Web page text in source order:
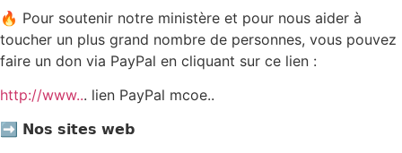
🔥 Pour soutenir notre ministère et pour nous aider à
toucher un plus grand nombre de personnes, vous pouvez
faire un don via PayPal en cliquant sur ce lien :
http://www... lien PayPal mcoe..
➡️ 𝗡𝗼𝘀 𝘀𝗶𝘁𝗲𝘀 𝘄𝗲𝗯